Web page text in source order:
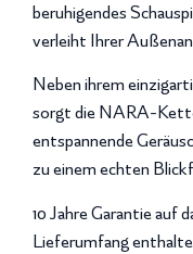
beruhigendes
verleiht Ihrer
Neben ihrem
sorgt die NARA-
entspannende
zu einem echten
10 Jahre Garantie auf
Lieferumfang